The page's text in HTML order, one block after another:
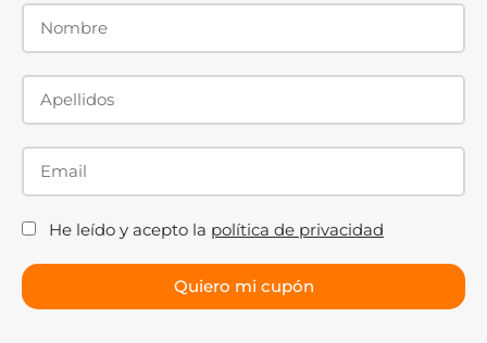
He leído y acepto la política de privacidad